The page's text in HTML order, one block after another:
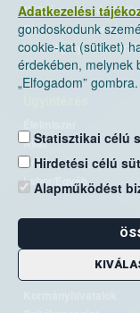
Adatkezelési
gondoskodunk
cookie-kat (sütiket)
érdekében, melynek
„Elfogadom” gombra.
Statisztikai célú
Hirdetési célú
Alapműködést
Nyilvántartási és
Rendszerszervezés
Termékpálya-
Állat
Növény
Labor/Egyéb
Nébih Igazgatóságok
Nébih Laboratóriumok